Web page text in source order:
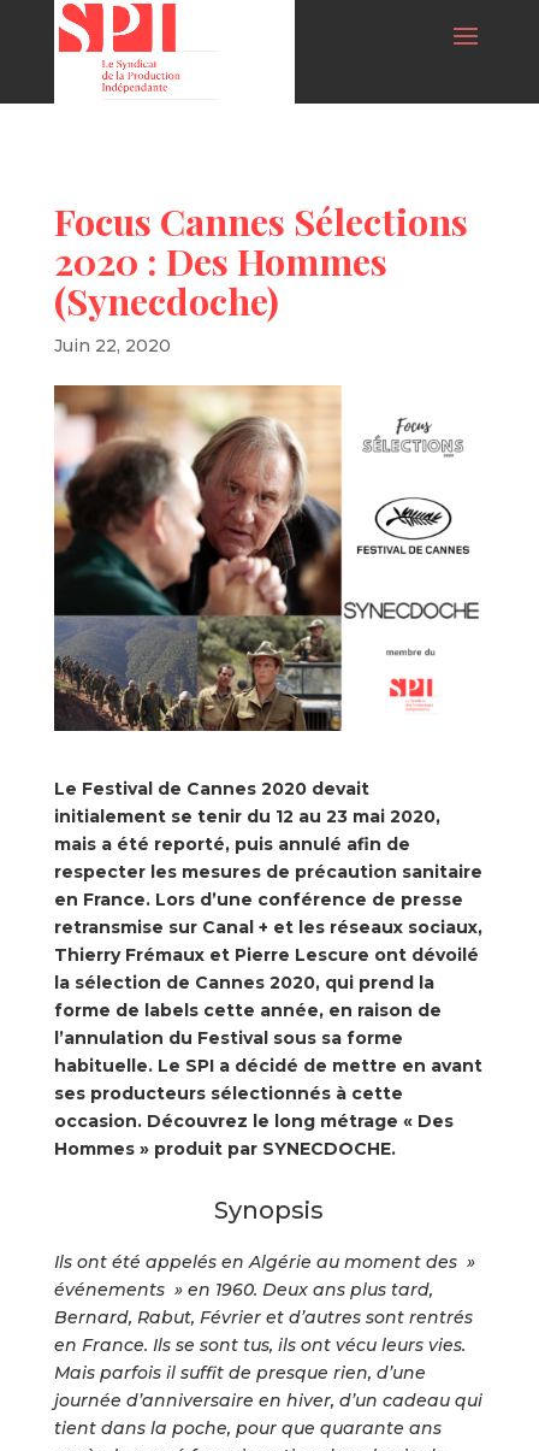
Focus Cannes Sélections
2020 : Des Hommes
(Synecdoche)
Juin 22, 2020
Le Festival de Cannes 2020 devait
initialement se tenir du 12 au 23 mai 2020,
mais a été reporté, puis annulé afin de
respecter les mesures de précaution sanitaire
en France. Lors d’une conférence de presse
retransmise sur Canal + et les réseaux sociaux,
Thierry Frémaux et Pierre Lescure ont dévoilé
la sélection de Cannes 2020, qui prend la
forme de labels cette année, en raison de
l’annulation du Festival sous sa forme
habituelle. Le SPI a décidé de mettre en avant
ses producteurs sélectionnés à cette
occasion. Découvrez le long métrage « Des
Hommes » produit par SYNECDOCHE.
Synopsis
Ils ont été appelés en Algérie au moment des »
événements » en 1960. Deux ans plus tard,
Bernard, Rabut, Février et d’autres sont rentrés
en France. Ils se sont tus, ils ont vécu leurs vies.
Mais parfois il suffit de presque rien, d’une
journée d’anniversaire en hiver, d’un cadeau qui
tient dans la poche, pour que quarante ans